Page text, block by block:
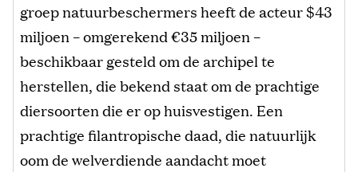
groep natuurbeschermers heeft de acteur $43
miljoen – omgerekend €35 miljoen –
beschikbaar gesteld om de archipel te
herstellen, die bekend staat om de prachtige
diersoorten die er op huisvestigen. Een
prachtige filantropische daad, die natuurlijk
oom de welverdiende aandacht moet